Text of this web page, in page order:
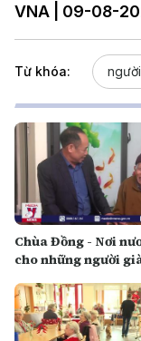
VNA | 09-08-
Từ khóa:
Chùa Đồng - Nơi
cho những người